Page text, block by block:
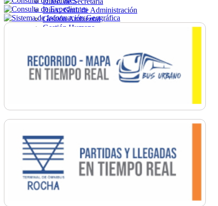
Direc. Gral. de Administración
Gestión Ambiental
Gestión Humana
Ordenamiento
Promoción Social
Salud
Secretaría General